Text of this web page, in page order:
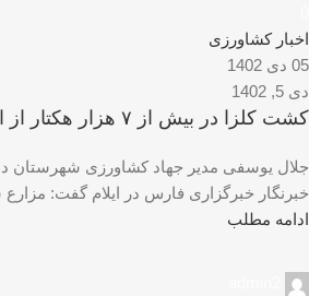
اخبار کشاورزی
05 دی 1402
دی 5, 1402
کشت کلزا در بیش از ۷ هزار هکتار از اراضی «دهلران»
جلال یوسفی مدیر جهاد کشاورزی شهرستان
خبرنگار خبرگزاری فارس در ایلام گفت:
ادامه مطلب